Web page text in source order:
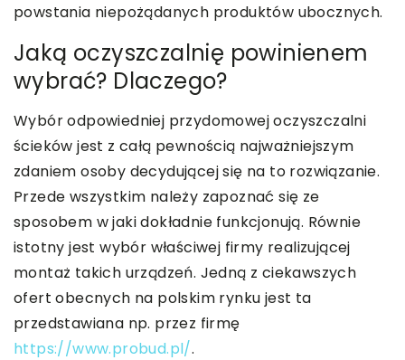
powstania niepożądanych produktów ubocznych.
Jaką oczyszczalnię powinienem
wybrać? Dlaczego?
Wybór odpowiedniej przydomowej oczyszczalni
ścieków jest z całą pewnością najważniejszym
zdaniem osoby decydującej się na to rozwiązanie.
Przede wszystkim należy zapoznać się ze
sposobem w jaki dokładnie funkcjonują. Równie
istotny jest wybór właściwej firmy realizującej
montaż takich urządzeń. Jedną z ciekawszych
ofert obecnych na polskim rynku jest ta
przedstawiana np. przez firmę
https://www.probud.pl/.